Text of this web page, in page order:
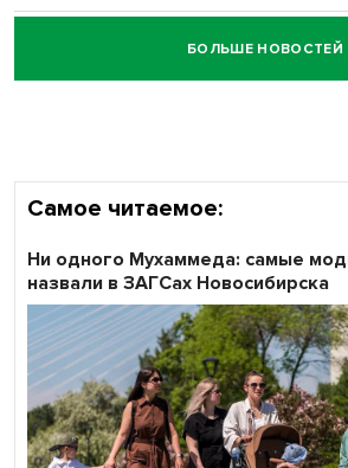
Честный выбор: видеонаблюдение
объективность результатов ЕДГ в
БОЛЬШЕ НОВОСТЕЙ
Самое читаемое:
Ни одного Мухаммеда: самые
назвали в ЗАГСах Новосибирска